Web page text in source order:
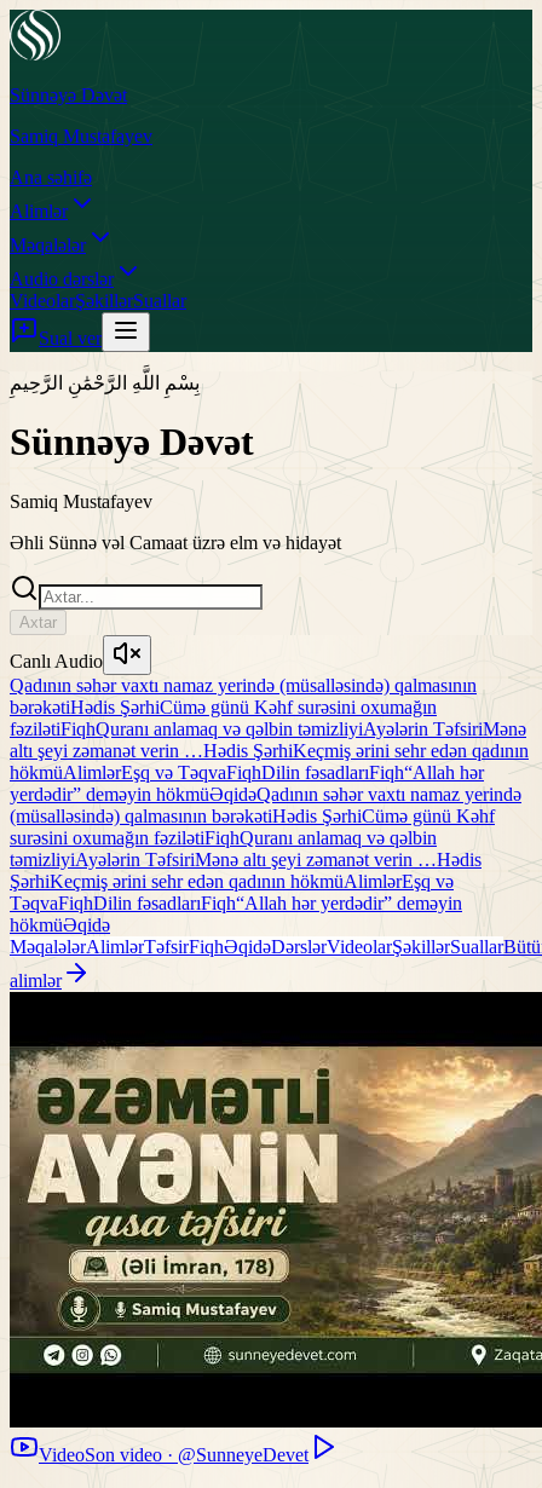
Sünnəyə Dəvət
Samiq Mustafayev
Ana səhifə
Alimlər
Məqalələr
Audio dərslər
VideolarŞəkillərSuallar
Sual ver
بِسْمِ اللَّهِ الرَّحْمَٰنِ الرَّحِيمِ
Sünnəyə Dəvət
Samiq Mustafayev
Əhli Sünnə vəl Camaat üzrə elm və hidayət
Axtar
Canlı Audio
Qadının səhər vaxtı namaz yerində (müsalləsində) qalmasının
bərəkətiHədis ŞərhiCümə günü Kəhf surəsini oxumağın
fəzilətiFiqhQuranı anlamaq və qəlbin təmizliyiAyələrin TəfsiriMənə
altı şeyi zəmanət verin …Hədis ŞərhiKeçmiş ərini sehr edən qadının
hökmüAlimlərEşq və TəqvaFiqhDilin fəsadlarıFiqh“Allah hər
yerdədir” deməyin hökmüƏqidəQadının səhər vaxtı namaz yerində
(müsalləsində) qalmasının bərəkətiHədis ŞərhiCümə günü Kəhf
surəsini oxumağın fəzilətiFiqhQuranı anlamaq və qəlbin
təmizliyiAyələrin TəfsiriMənə altı şeyi zəmanət verin …Hədis
ŞərhiKeçmiş ərini sehr edən qadının hökmüAlimlərEşq və
TəqvaFiqhDilin fəsadlarıFiqh“Allah hər yerdədir” deməyin
hökmüƏqidə
MəqalələrAlimlərTəfsirFiqhƏqidəDərslərVideolarŞəkillərSuallar
alimlər
VideoSon video · @SunneyeDevet